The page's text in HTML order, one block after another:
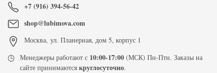
+7 (916) 394-56-42
shop@lubimova.com
Москва, ул. Планерная, дом 5, корпус 1
Менеджеры работают с 10:00-17:00 (МСК) Пн-Птн. Заказы на
сайте принимаютсякруглосуточно.